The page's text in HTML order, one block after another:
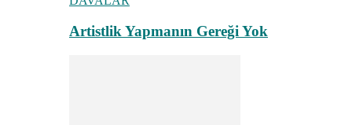
Artistlik Yapmanın Gereği Yok